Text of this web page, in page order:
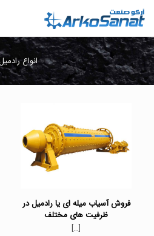
انواع
فروش آسیاب میله ای یا رادمیل در
ظرفیت های مختلف
[…]